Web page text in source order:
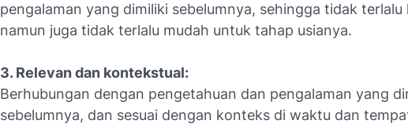
pengalaman yang dimiliki sebelumnya, sehingga tidak terlalu
namun juga tidak terlalu mudah untuk tahap usianya.
3. Relevan dan kontekstual:
Berhubungan dengan pengetahuan dan pengalaman yang
sebelumnya, dan sesuai dengan konteks di waktu dan